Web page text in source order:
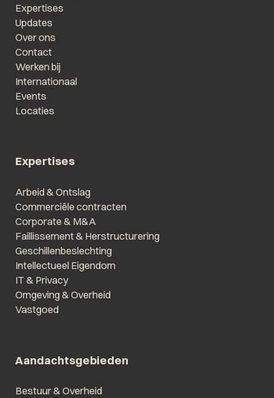
Expertises
Updates
Over ons
Contact
Werken bij
Internationaal
Events
Locaties
Expertises
Arbeid & Ontslag
Commerciële contracten
Corporate & M&A
Faillissement & Herstructurering
Geschillenbeslechting
Intellectueel Eigendom
IT & Privacy
Omgeving & Overheid
Vastgoed
Aandachtsgebieden
Bestuur & Overheid